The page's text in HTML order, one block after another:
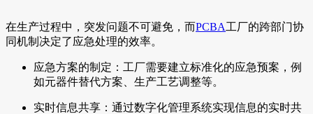
在生产过程中，突发问题不可避免，而PCBA工厂的跨部门协
同机制决定了应急处理的效率。
应急方案的制定：工厂需要建立标准化的应急预案，例
如元器件替代方案、生产工艺调整等。
实时信息共享：通过数字化管理系统实现信息的实时共